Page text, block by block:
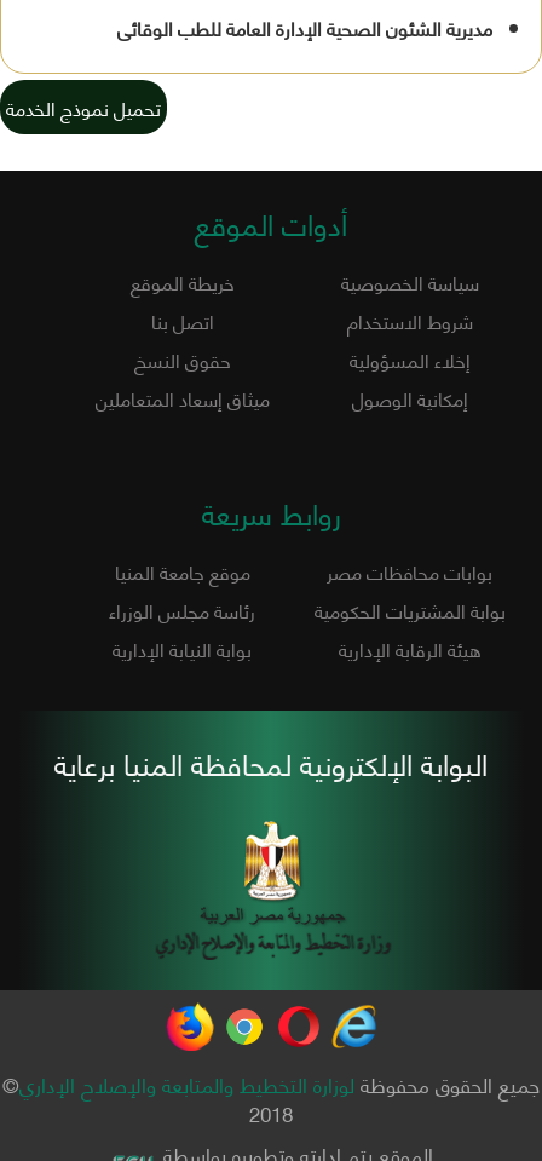
مديرية الشئون الصحية الإدارة العامة للطب الوقائى
تحميل نموذج الخدمة
أدوات الموقع
سياسة الخصوصية
خريطة الموقع
شروط الاستخدام
اتصل بنا
إخلاء المسؤولية
حقوق النسخ
إمكانية الوصول
ميثاق إسعاد المتعاملين
روابط سريعة
بوابات محافظات مصر
موقع جامعة المنيا
بوابة المشتريات الحكومية
رئاسة مجلس الوزراء
هيئة الرقابة الإدارية
بوابة النيابة الإدارية
البوابة الإلكترونية لمحافظة المنيا برعاية
جميع الحقوق محفوظةلوزارة التخطيط والمتابعة والإصلاح الإداري©
2018